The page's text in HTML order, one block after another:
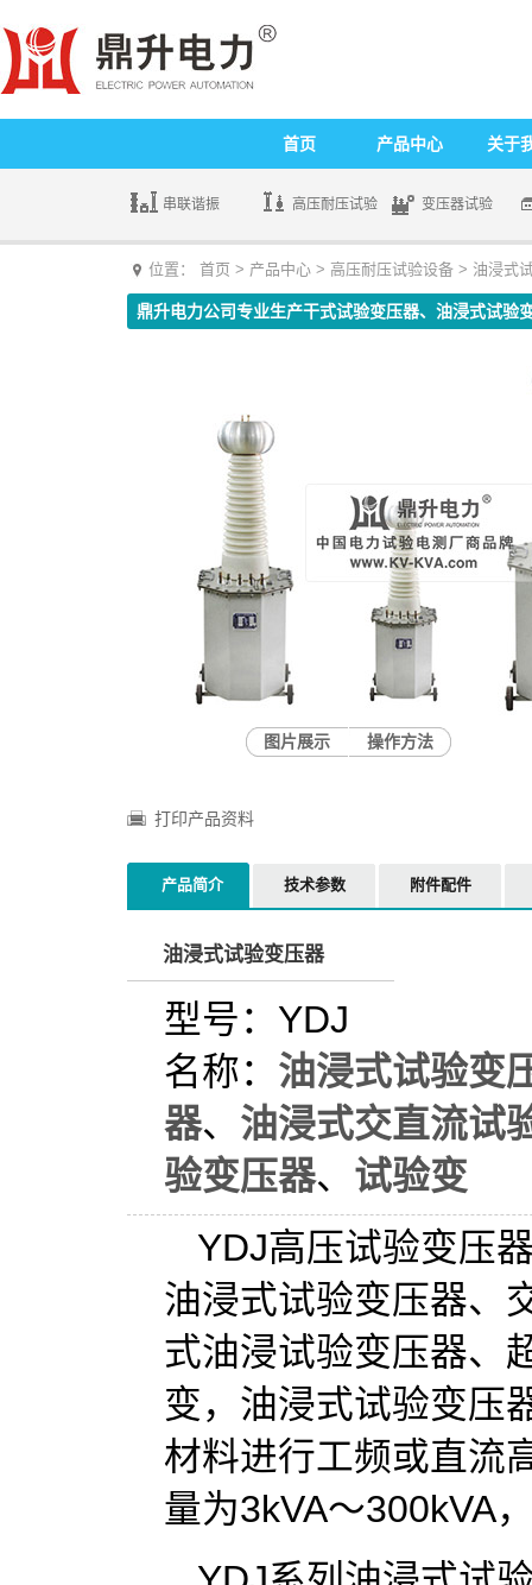
首页 产品中心 关于
串联谐振 高压耐压试验 变压器试验
位置： 首页 > 产品中心 > 高压耐压试验设备 > 油浸式
鼎升电力公司专业生产干式试验变压器、 油浸式试验
图片展示 操作方法
打印产品资料
产品简介 技术参数 附件配件
油浸式试验变压器
型号：YDJ
名称： 油浸式试验变
器、 油浸式交直流试
验变压器、 试验变
YDJ高压试验变压
油浸式试验变压器、
式油浸试验变压器、
变，油浸式试验变压
材料进行工频或直流
量为3kVA～300kVA